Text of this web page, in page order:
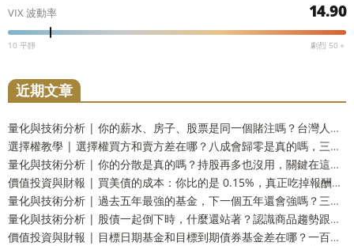
VIX 波動率 14.90
10 平靜 劇烈 50＋
近期文章
量化與技術分析 | 你的薪水、房子、股票是同一個賭注嗎？台灣人最容易忽略的三重曝險
選擇權教學 | 選擇權買方和賣方差在哪？八成會歸零是真的嗎，三十三年實測兩邊的勝率與代價
量化與技術分析 | 你的分散是真的嗎？持股再多也沒用，關鍵在這個被忽略的數字
價值投資與財報 | 買美債的成本：你比的是 0.15%，真正吃掉報酬的可能是那 1.5%
量化與技術分析 | 過去五年最強的基金，下一個五年還會強嗎？三十三年實測：留在前段和掉到墊底的機率一樣高
量化與技術分析 | 股債一起倒下時，什麼還站著？認識商品趨勢跟蹤這個防禦資產
價值投資與財報 | 目標日期基金和目標到期債券基金差在哪？一百五十四年實測：到期還你的是票面，不是購買力